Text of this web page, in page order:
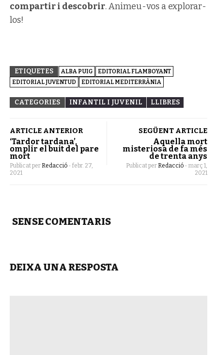
compartir i descobrir. Animeu-vos a explorar-
los!
ETIQUETES ALBA PUIG
EDITORIAL FLAMBOYANT
EDITORIAL JUVENTUD
EDITORIAL MEDITERRÀNIA
CATEGORIES INFANTIL I JUVENIL LLIBRES
ARTICLE ANTERIOR
‘Tardor tardana’,
omplir el buit del pare
mort
Publicat per Redacció - febr. 27,
2021
SEGÜENT ARTICLE
Aquella mort
misteriosa de fa més
de trenta anys
Publicat per Redacció - març 1,
2021
SENSE COMENTARIS
DEIXA UNA RESPOSTA